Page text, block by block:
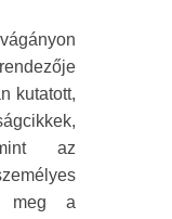
kutatott,
az
meg a